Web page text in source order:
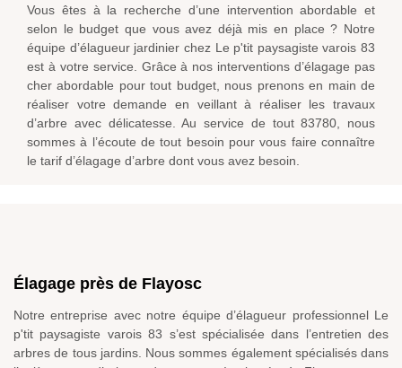
Vous êtes à la recherche d’une intervention abordable et
selon le budget que vous avez déjà mis en place ? Notre
équipe d’élagueur jardinier chez Le p'tit paysagiste varois 83
est à votre service. Grâce à nos interventions d’élagage pas
cher abordable pour tout budget, nous prenons en main de
réaliser votre demande en veillant à réaliser les travaux
d’arbre avec délicatesse. Au service de tout 83780, nous
sommes à l’écoute de tout besoin pour vous faire connaître
le tarif d’élagage d’arbre dont vous avez besoin.
Élagage près de Flayosc
Notre entreprise avec notre équipe d’élagueur professionnel Le
p'tit paysagiste varois 83 s’est spécialisée dans l’entretien des
arbres de tous jardins. Nous sommes également spécialisés dans